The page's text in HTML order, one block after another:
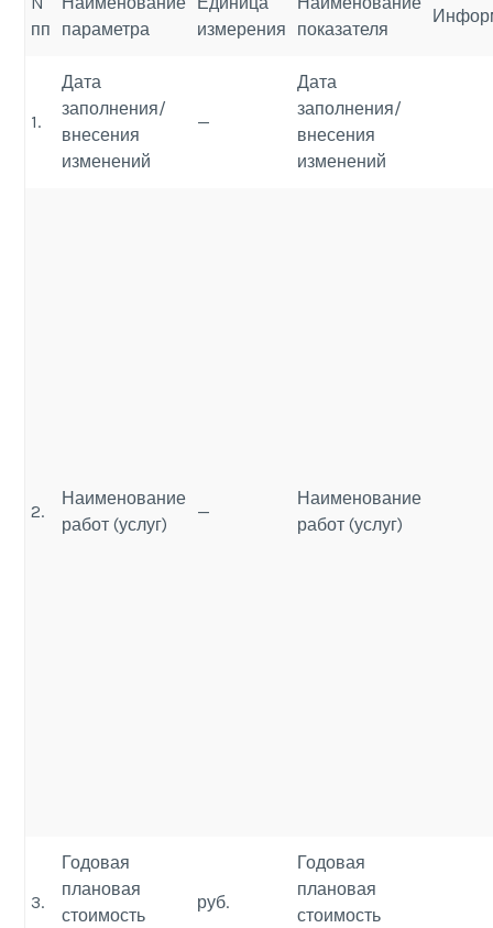
пп
параметра
измерения
показателя
1.
Дата
заполнения/
внесения
изменений
—
Дата
заполнения/
внесения
изменений
2.
Наименование
работ (услуг)
—
Наименование
работ (услуг)
3.
Годовая
плановая
стоимость
руб.
Годовая
плановая
стоимость